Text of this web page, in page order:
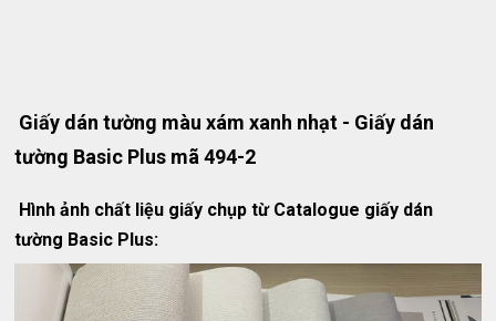
Giấy dán tường màu xám xanh nhạt - Giấy dán
tường Basic Plus mã 494-2
Hình ảnh chất liệu giấy chụp từ Catalogue giấy dán
tường Basic Plus: